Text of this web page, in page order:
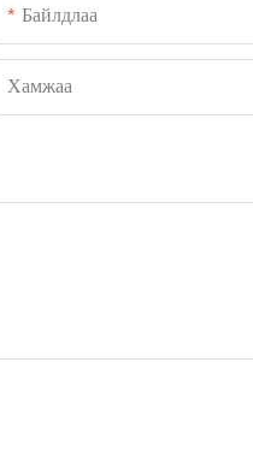
Байлдлаа
Хамжаа